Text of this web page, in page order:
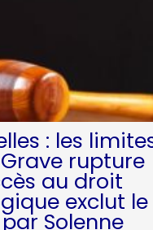
: les
Grave rupture
au droit
exclut le
Solenne